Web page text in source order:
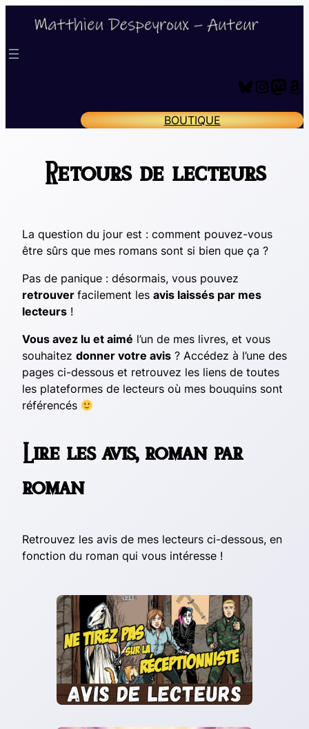
contenu
Bluesky InstagramMastodon Amazon
BOUTIQUE
Retours de lecteurs
La question du jour est : comment pouvez-vous
être sûrs que mes romans sont si bien que ça ?
Pas de panique : désormais, vous pouvez
retrouver facilement les avis laissés par mes
lecteurs !
Vous avez lu et aimé l’un de mes livres, et vous
souhaitez donner votre avis ? Accédez à l’une des
pages ci-dessous et retrouvez les liens de toutes
les plateformes de lecteurs où mes bouquins sont
référencés
Lire les avis, roman par
roman
Retrouvez les avis de mes lecteurs ci-dessous, en
fonction du roman qui vous intéresse !